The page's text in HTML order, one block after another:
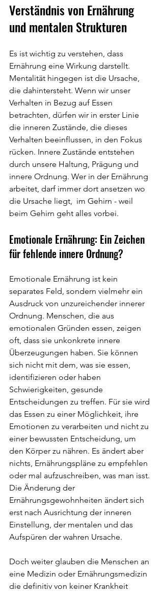
Verständnis von Ernährung
und mentalen Strukturen
Es ist wichtig zu verstehen, dass
Ernährung eine Wirkung darstellt.
Mentalität hingegen ist die Ursache,
die dahintersteht. Wenn wir unser
Verhalten in Bezug auf Essen
betrachten, dürfen wir in erster Linie
die inneren Zustände, die dieses
Verhalten beeinflussen, in den Fokus
rücken. Innere Zustände entstehen
durch unsere Haltung, Prägung und
innere Ordnung. Wer in der Ernährung
arbeitet, darf immer dort ansetzen wo
die Ursache liegt,  im Gehirn - weil
beim Gehirn geht alles vorbei.
Emotionale Ernährung: Ein Zeichen
für fehlende innere Ordnung?
Emotionale Ernährung ist kein
separates Feld, sondern vielmehr ein
Ausdruck von unzureichender innerer
Ordnung. Menschen, die aus
emotionalen Gründen essen, zeigen
oft, dass sie unkonkrete innere
Überzeugungen haben. Sie können
sich nicht mit dem, was sie essen,
identifizieren oder haben
Schwierigkeiten, gesunde
Entscheidungen zu treffen. Für sie wird
das Essen zu einer Möglichkeit, ihre
Emotionen zu verarbeiten und nicht zu
einer bewussten Entscheidung, um
den Körper zu nähren. Es ändert aber
nichts, Ernährungspläne zu empfehlen
oder mal aufzuschreiben, was man isst.
Die Änderung der
Ernährungsgewohnheiten ändert sich
erst nach Ausrichtung der inneren
Einstellung, der mentalen und das
Aufspüren der wahren Ursache.
Doch weiter glauben die Menschen an
eine Medizin oder Ernährungsmedizin
die definitiv von keiner Krankheit